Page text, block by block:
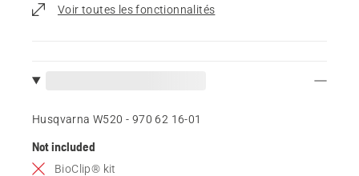
Voir toutes les fonctionnalités
Husqvarna W520 - 970 62 16‑01
Not included
BioClip® kit